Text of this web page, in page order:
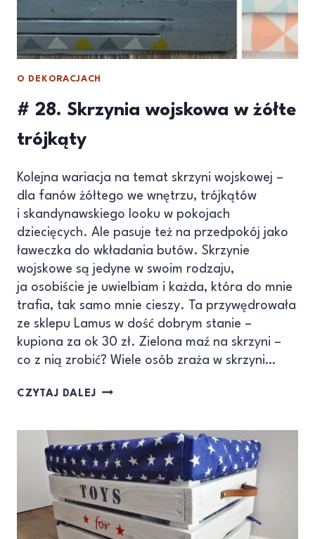
O DEKORACJACH
# 28. Skrzynia wojskowa w żółte
trójkąty
Kolejna wariacja na temat skrzyni wojskowej –
dla fanów żółtego we wnętrzu, trójkątów
i skandynawskiego looku w pokojach
dziecięcych. Ale pasuje też na przedpokój jako
ławeczka do wkładania butów. Skrzynie
wojskowe są jedyne w swoim rodzaju,
ja osobiście je uwielbiam i każda, która do mnie
trafia, tak samo mnie cieszy. Ta przywędrowała
ze sklepu Lamus w dość dobrym stanie –
kupiona za ok 30 zł. Zielona maź na skrzyni –
co z nią zrobić? Wiele osób zraża w skrzyni…
CZYTAJ DALEJ